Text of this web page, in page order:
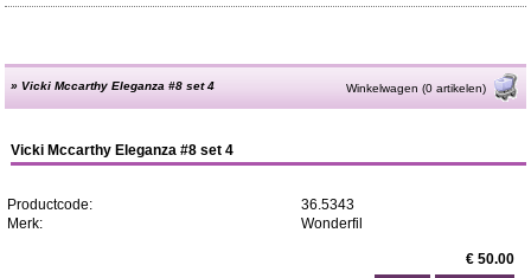
» Vicki Mccarthy Eleganza #8 set 4 Winkelwagen (0 artikelen)
Vicki Mccarthy Eleganza #8 set 4
Productcode:
36.5343
Merk:
Wonderfil
€ 50.00